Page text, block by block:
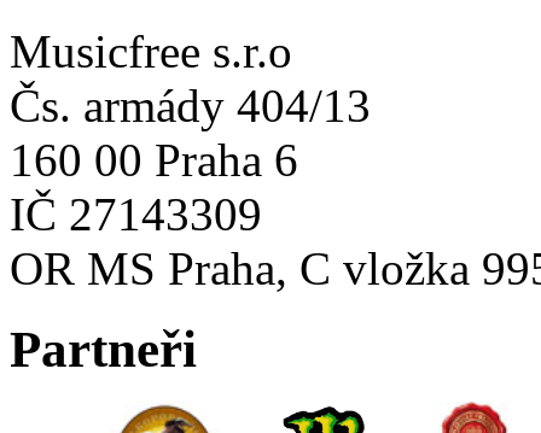
Musicfree s.r.o
Čs. armády 404/13
160 00 Praha 6
IČ 27143309
OR MS Praha, C vložka
Partneři